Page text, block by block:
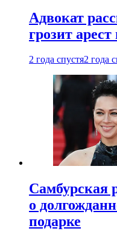
Адвокат
грозит
2 года спустя2 года
Самбурская
о
подарке